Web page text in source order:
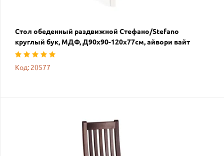
Стол обеденный раздвижной Стефано/Stefano
круглый бук, МДФ, Д90х90-120х77см, айвори вайт
Код: 20577